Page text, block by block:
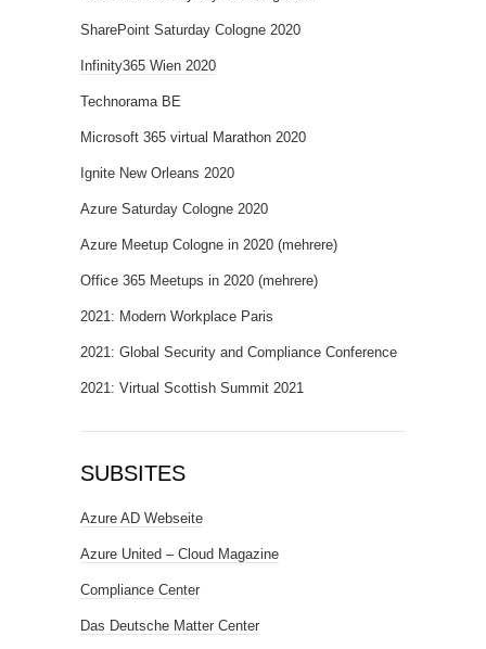
SharePoint Saturday Cologne 2020
Infinity365 Wien 2020
Technorama BE
Microsoft 365 virtual Marathon 2020
Ignite New Orleans 2020
Azure Saturday Cologne 2020
Azure Meetup Cologne in 2020 (mehrere)
Office 365 Meetups in 2020 (mehrere)
2021: Modern Workplace Paris
2021: Global Security and Compliance Conference
2021: Virtual Scottish Summit 2021
SUBSITES
Azure AD Webseite
Azure United – Cloud Magazine
Compliance Center
Das Deutsche Matter Center